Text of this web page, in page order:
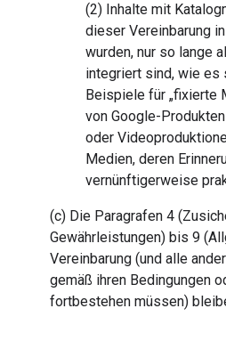
(2) Inhalte mit
dieser Vereinbarung
wurden, nur so lange
integriert sind, wie es
Beispiele für „fixierte
von Google-
oder
Medien, deren
vernünftigerweise
(c) Die Paragrafen 4
Gewährleistungen) bis 9
Vereinbarung (und alle
gemäß ihren Bedingungen
fortbestehen müssen)